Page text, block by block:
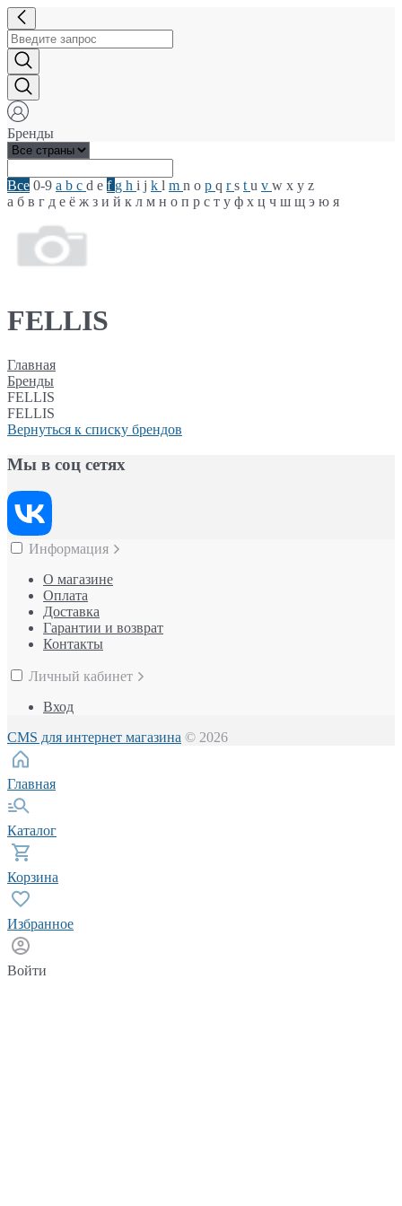
Бренды
Все 0-9 a b c d e f g h i j k l m n o p q rs t u v w x y z
а б в г д е ё ж з и й к л м н о п р с т у ф х ц ч ш щ э ю я
FELLIS
Главная
Бренды
FELLIS
FELLIS
Вернуться к списку брендов
Мы в соц сетях
Информация
О магазине
Оплата
Доставка
Гарантии и возврат
Контакты
Личный кабинет
Вход
CMS для интернет магазина © 2026
Главная
Каталог
Корзина
Избранное
Войти